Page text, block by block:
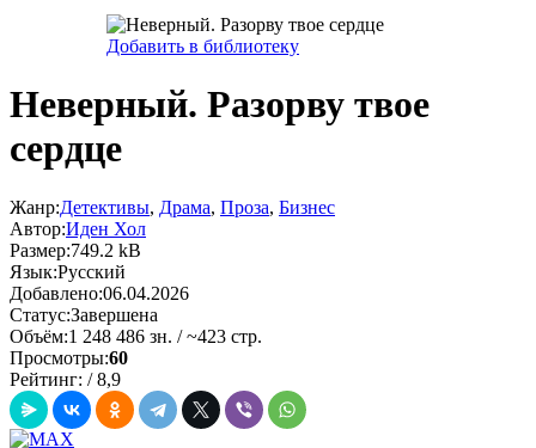
Добавить в библиотеку
Неверный. Разорву твое
сердце
Жанр:Детективы, Драма, Проза, Бизнес
Автор:Иден Хол
Размер:749.2 kB
Язык:Русский
Добавлено:06.04.2026
Статус:Завершена
Объём:1 248 486 зн. / ~423 стр.
Просмотры:60
Рейтинг: / 8,9